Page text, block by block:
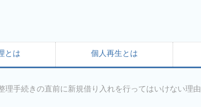
とは 個人再生とは
理手続きの直前に新規借り入れを行ってはいけない理由